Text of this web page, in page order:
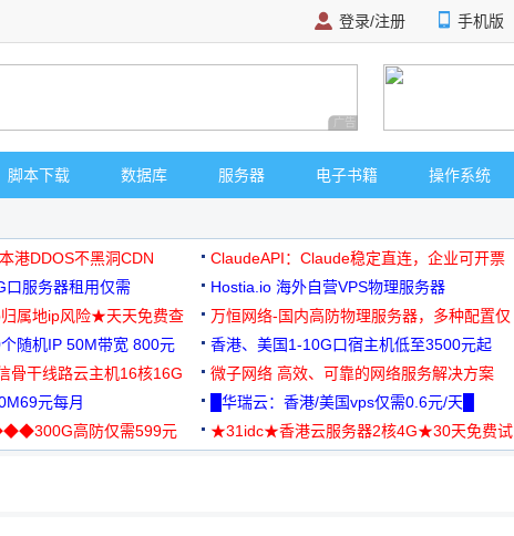
登录/注册 手机版
广告 商业广告，理性选择
脚本下载 数据库 服务器 电子书籍 操作系统
港DDOS不黑洞CDN ClaudeAPI：Claude稳定直连，企业可开票
口服务器租用仅需
Hostia.io 海外自营VPS物理服务器
属地ip风险★天天免费查
万恒网络-国内高防物理服务器，多种配置仅
99元/月起
个随机IP 50M带宽 800元 香港、美国1-10G口宿主机低至3500元起
骨干线路云主机16核16G
微子网络 高效、可靠的网络服务解决方案
元每月 █华瑞云：香港/美国vps仅需0.6元/天█
高防仅需599元
★31idc★香港云服务器2核4G★30天免费试